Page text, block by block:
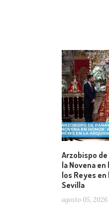
Arzobispo
la Novena en
los Reyes
Sevilla
agosto 05, 2026